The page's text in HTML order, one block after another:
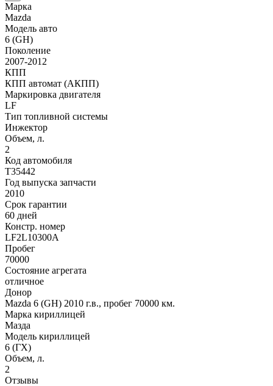
Марка
Mazda
Модель авто
6 (GH)
Поколение
2007-2012
КПП
КПП автомат (АКПП)
Маркировка двигателя
LF
Тип топливной системы
Инжектор
Объем, л.
2
Код автомобиля
T35442
Год выпуска запчасти
2010
Срок гарантии
60 дней
Констр. номер
LF2L10300A
Пробег
70000
Состояние агрегата
отличное
Донор
Mazda 6 (GH) 2010 г.в., пробег 70000 км.
Марка кириллицей
Мазда
Модель кириллицей
6 (ГХ)
Объем, л.
2
Отзывы